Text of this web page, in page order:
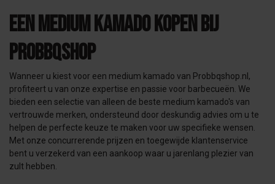
Een Medium Kamado kopen bij
ProBBQshop
Wanneer u kiest voor een medium kamado van Probbqshop.nl,
profiteert u van onze expertise en passie voor barbecueën. We
bieden een selectie van alleen de beste medium kamado's van
vertrouwde merken, ondersteund door deskundig advies om u te
helpen de perfecte keuze te maken voor uw specifieke wensen.
Met onze concurrerende prijzen en toegewijde klantenservice
bent u verzekerd van een aankoop waar u jarenlang plezier van
zult hebben.